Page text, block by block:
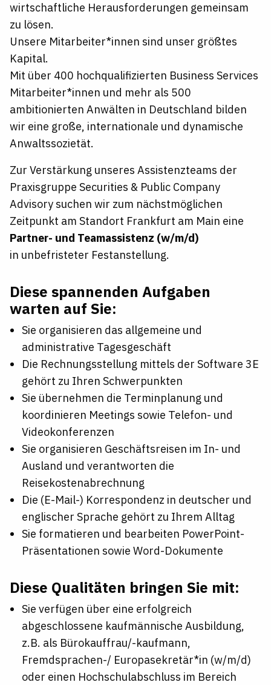
wirtschaftliche Herausforderungen gemeinsam
zu lösen.
Unsere Mitarbeiter*innen sind unser größtes
Kapital.
Mit über 400 hochqualifizierten Business Services
Mitarbeiter*innen und mehr als 500
ambitionierten Anwälten in Deutschland bilden
wir eine große, internationale und dynamische
Anwaltssozietät.
Zur Verstärkung unseres Assistenzteams der
Praxisgruppe Securities & Public Company
Advisory suchen wir zum nächstmöglichen
Zeitpunkt am Standort Frankfurt am Main eine
Partner- und Teamassistenz (w/m/d)
in unbefristeter Festanstellung.
Diese spannenden Aufgaben
warten auf Sie:
Sie organisieren das allgemeine und
administrative Tagesgeschäft
Die Rechnungsstellung mittels der Software 3E
gehört zu Ihren Schwerpunkten
Sie übernehmen die Terminplanung und
koordinieren Meetings sowie Telefon- und
Videokonferenzen
Sie organisieren Geschäftsreisen im In- und
Ausland und verantworten die
Reisekostenabrechnung
Die (E-Mail-) Korrespondenz in deutscher und
englischer Sprache gehört zu Ihrem Alltag
Sie formatieren und bearbeiten PowerPoint-
Präsentationen sowie Word-Dokumente
Diese Qualitäten bringen Sie mit:
Sie verfügen über eine erfolgreich
abgeschlossene kaufmännische Ausbildung,
z.B. als Bürokauffrau/-kaufmann,
Fremdsprachen-/ Europasekretär*in (w/m/d)
oder einen Hochschulabschluss im Bereich